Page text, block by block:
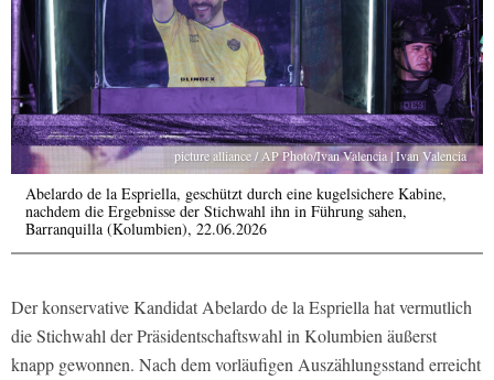
picture alliance / AP Photo/Ivan Valencia | Ivan Valencia
Abelardo de la Espriella, geschützt durch eine kugelsichere Kabine,
nachdem die Ergebnisse der Stichwahl ihn in Führung sahen,
Barranquilla (Kolumbien), 22.06.2026
Der konservative Kandidat Abelardo de la Espriella hat vermutlich
die Stichwahl der Präsidentschaftswahl in Kolumbien äußerst
knapp gewonnen. Nach dem vorläufigen Auszählungsstand erreicht